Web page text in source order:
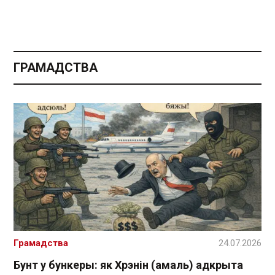
ГРАМАДСТВА
Бунт у бункеры: як Хрэнін (амаль) адкрыта
Грамадства 24.07.2026